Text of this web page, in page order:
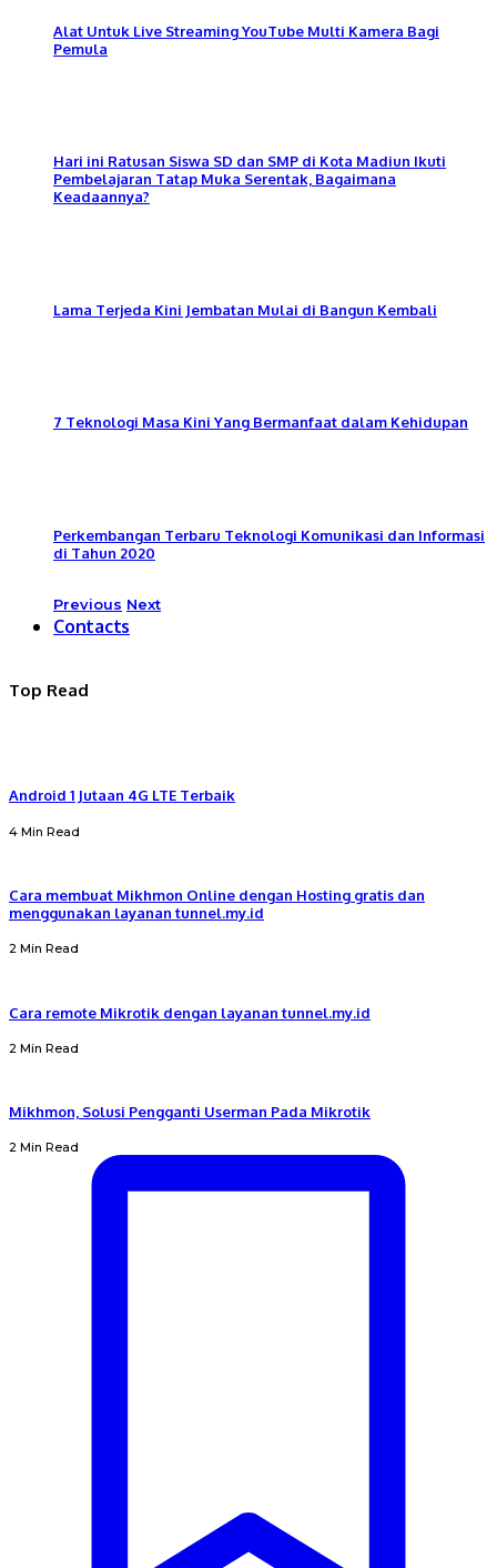
Alat Untuk Live Streaming YouTube Multi Kamera Bagi
Pemula
Hari ini Ratusan Siswa SD dan SMP di Kota Madiun Ikuti
Pembelajaran Tatap Muka Serentak, Bagaimana
Keadaannya?
Lama Terjeda Kini Jembatan Mulai di Bangun Kembali
7 Teknologi Masa Kini Yang Bermanfaat dalam Kehidupan
Perkembangan Terbaru Teknologi Komunikasi dan Informasi
di Tahun 2020
Previous Next
Contacts
Top Read
Android 1 Jutaan 4G LTE Terbaik
4 Min Read
Cara membuat Mikhmon Online dengan Hosting gratis dan
menggunakan layanan tunnel.my.id
2 Min Read
Cara remote Mikrotik dengan layanan tunnel.my.id
2 Min Read
Mikhmon, Solusi Pengganti Userman Pada Mikrotik
2 Min Read